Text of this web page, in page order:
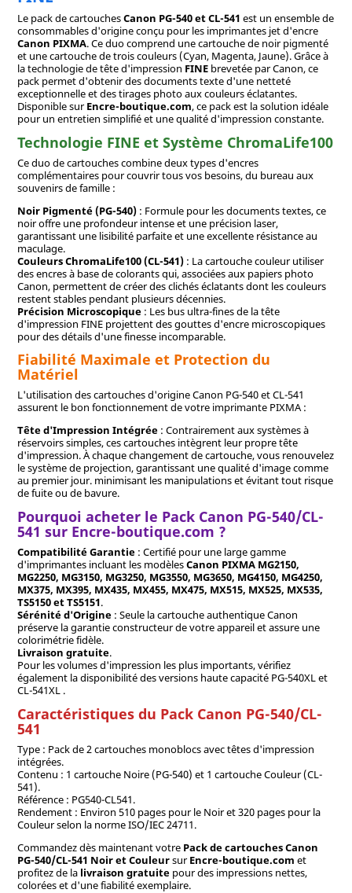
Le pack de cartouchesCanon PG-540 et CL-541 est un ensemble de
consommables d'origine conçu pour les imprimantes jet d'encre
Canon PIXMA. Ce duo comprend une cartouche de noir pigmenté
et une cartouche de trois couleurs (Cyan, Magenta, Jaune). Grâce à
la technologie de tête d'impression FINEbrevetée par Canon, ce
pack permet d'obtenir des documents texte d'une netteté
exceptionnelle et des tirages photo aux couleurs éclatantes.
Disponible surEncre-boutique.com, ce pack est la solution idéale
pour un entretien simplifié et une qualité d'impression constante.
Technologie FINE et Système ChromaLife100
Ce duo de cartouches combine deux types d'encres
complémentaires pour couvrir tous vos besoins, du bureau aux
souvenirs de famille :
Noir Pigmenté (PG-540): Formule pour les documents textes, ce
noir offre une profondeur intense et une précision laser,
garantissant une lisibilité parfaite et une excellente résistance au
maculage.
Couleurs ChromaLife100 (CL-541): La cartouche couleur utiliser
des encres à base de colorants qui, associées aux papiers photo
Canon, permettent de créer des clichés éclatants dont les couleurs
restent stables pendant plusieurs décennies.
Précision Microscopique: Les bus ultra-fines de la tête
d'impression FINE projettent des gouttes d'encre microscopiques
pour des détails d'une finesse incomparable.
Fiabilité Maximale et Protection du
Matériel
L'utilisation des cartouches d'origine Canon PG-540 et CL-541
assurent le bon fonctionnement de votre imprimante PIXMA :
Tête d'Impression Intégrée: Contrairement aux systèmes à
réservoirs simples, ces cartouches intègrent leur propre tête
d'impression. À chaque changement de cartouche, vous renouvelez
le système de projection, garantissant une qualité d'image comme
au premier jour. minimisant les manipulations et évitant tout risque
de fuite ou de bavure.
Pourquoi acheter le Pack Canon PG-540/CL-
541 sur Encre-boutique.com ?
Compatibilité Garantie: Certifié pour une large gamme
d'imprimantes incluant les modèlesCanon PIXMA MG2150,
MG2250, MG3150, MG3250, MG3550, MG3650, MG4150, MG4250,
MX375, MX395, MX435, MX455, MX475, MX515, MX525, MX535,
TS5150 et TS5151.
Sérénité d'Origine: Seule la cartouche authentique Canon
préserve la garantie constructeur de votre appareil et assure une
colorimétrie fidèle.
Livraison gratuite.
Pour les volumes d'impression les plus importants, vérifiez
également la disponibilité des versions haute capacité PG-540XL et
CL-541XL .
Caractéristiques du Pack Canon PG-540/CL-
541
Type : Pack de 2 cartouches monoblocs avec têtes d'impression
intégrées.
Contenu : 1 cartouche Noire (PG-540) et 1 cartouche Couleur (CL-
541).
Référence : PG540-CL541.
Rendement : Environ 510 pages pour le Noir et 320 pages pour la
Couleur selon la norme ISO/IEC 24711.
Commandez dès maintenant votre Pack de cartouches Canon
PG-540/CL-541 Noir et CouleursurEncre-boutique.com et
profitez de la livraison gratuitepour des impressions nettes,
colorées et d'une fiabilité exemplaire.